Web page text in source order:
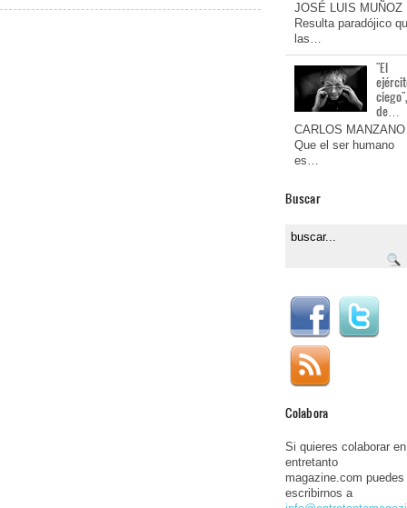
JOSÉ LUIS MUÑOZ
Resulta paradójico
las…
"El
de…
CARLOS MANZANO
Que el ser humano
es…
Buscar
Colabora
Si quieres colaborar en
entretanto
magazine.com puedes
escribirnos a